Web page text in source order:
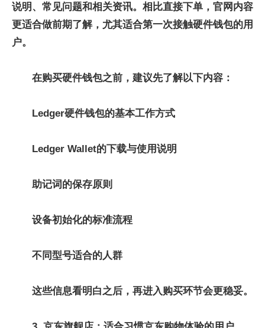
说明、常见问题和相关资讯。相比直接下单，官网内容
更适合做前期了解，尤其适合第一次接触硬件钱包的用
户。
在购买硬件钱包之前，建议先了解以下内容：
Ledger硬件钱包的基本工作方式
Ledger Wallet的下载与使用说明
助记词的保存原则
设备初始化的标准流程
不同型号适合的人群
这些信息看明白之后，再进入购买环节会更稳妥。